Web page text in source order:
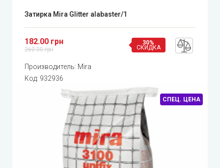
Затирка Mira Glitter alabaster/1
182.00 грн
260.00 грн
30%
СКИДКА
Производитель: Mira
Код: 932936
СПЕЦ. ЦЕНА